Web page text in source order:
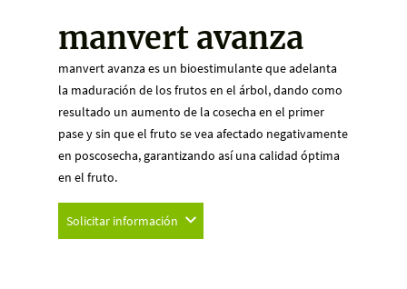
manvert avanza
manvert avanza es un bioestimulante que adelanta
la maduración de los frutos en el árbol, dando como
resultado un aumento de la cosecha en el primer
pase y sin que el fruto se vea afectado negativamente
en poscosecha, garantizando así una calidad óptima
en el fruto.
Solicitar información